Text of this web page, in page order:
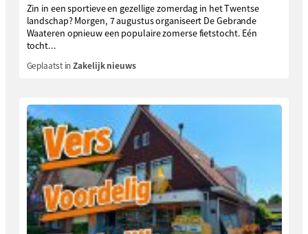
Zin in een sportieve en gezellige zomerdag in het Twentse
landschap? Morgen, 7 augustus organiseert De Gebrande
Waateren opnieuw een populaire zomerse fietstocht. Eén
tocht...
Geplaatst inZakelijk nieuws